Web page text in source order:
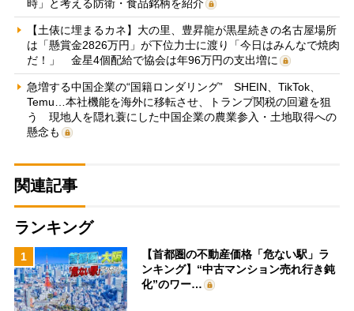
時」と考える防衛・食品銘柄を紹介
【土俵に埋まるカネ】大の里、豊昇龍が黒星続きの名古屋場所
は「懸賞金2826万円」が下位力士に渡り「今日はみんなで焼肉
だ！」 金星4個配給で協会は年96万円の支出増に
急増する中国企業の“国籍ロンダリング” SHEIN、TikTok、
Temu…本社機能を海外に移転させ、トランプ関税の回避を狙
う 現地人を隠れ蓑にした中国企業の農業参入・土地取得への
懸念も
関連記事
ランキング
1
【首都圏の不動産価格「危ない駅」ラ
ンキング】“中古マンション売れ行き鈍
化”のワー…